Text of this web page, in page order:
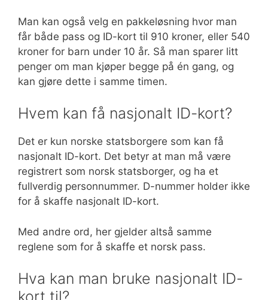
Man kan også velg en pakkeløsning hvor man
får både pass og ID-kort til 910 kroner, eller 540
kroner for barn under 10 år. Så man sparer litt
penger om man kjøper begge på én gang, og
kan gjøre dette i samme timen.
Hvem kan få nasjonalt ID-kort?
Det er kun norske statsborgere som kan få
nasjonalt ID-kort. Det betyr at man må være
registrert som norsk statsborger, og ha et
fullverdig personnummer. D-nummer holder ikke
for å skaffe nasjonalt ID-kort.
Med andre ord, her gjelder altså samme
reglene som for å skaffe et norsk pass.
Hva kan man bruke nasjonalt ID-
kort til?